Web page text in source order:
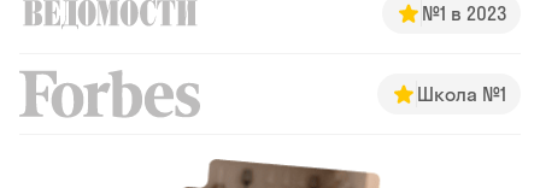
№1 в 2023
Школа №1